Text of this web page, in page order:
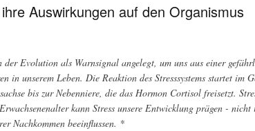
Auswirkungen auf den Organismus
der Evolution als Warnsignal angelegt, um uns aus einer
in unserem Leben. Die Reaktion des Stresssystems startet
bis zur Nebenniere, die das Hormon Cortisol freisetzt.
kann Stress unsere Entwicklung prägen -
Nachkommen beeinflussen. *